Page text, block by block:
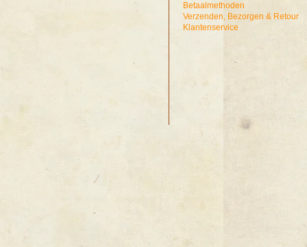
Betaalmethoden
Verzenden, Bezorgen & Retour
Klantenservice